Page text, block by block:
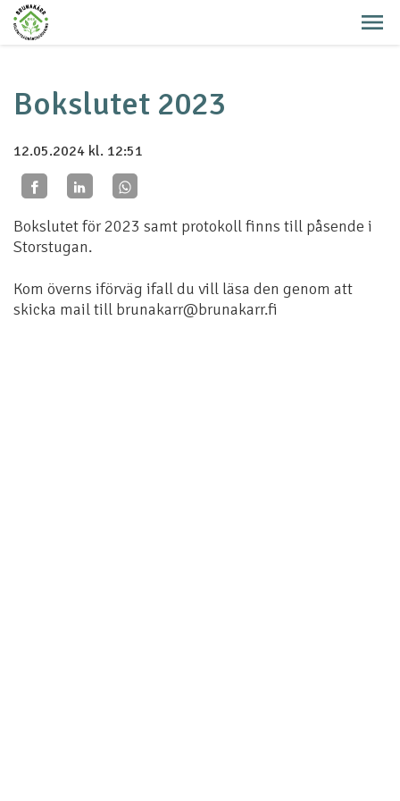
Bokslutet 2023
12.05.2024 kl. 12:51
Bokslutet för 2023 samt protokoll finns till påsende i
Storstugan.
Kom överns iförväg ifall du vill läsa den genom att
skicka mail till brunakarr@brunakarr.fi